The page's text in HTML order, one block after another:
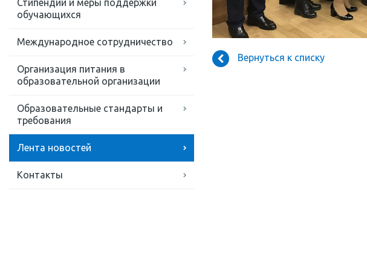
Стипендии и меры поддержки
обучающихся
Международное сотрудничество
Организация питания в
образовательной организации
Образовательные стандарты и
требования
Лента новостей
Контакты
Вернуться к списку